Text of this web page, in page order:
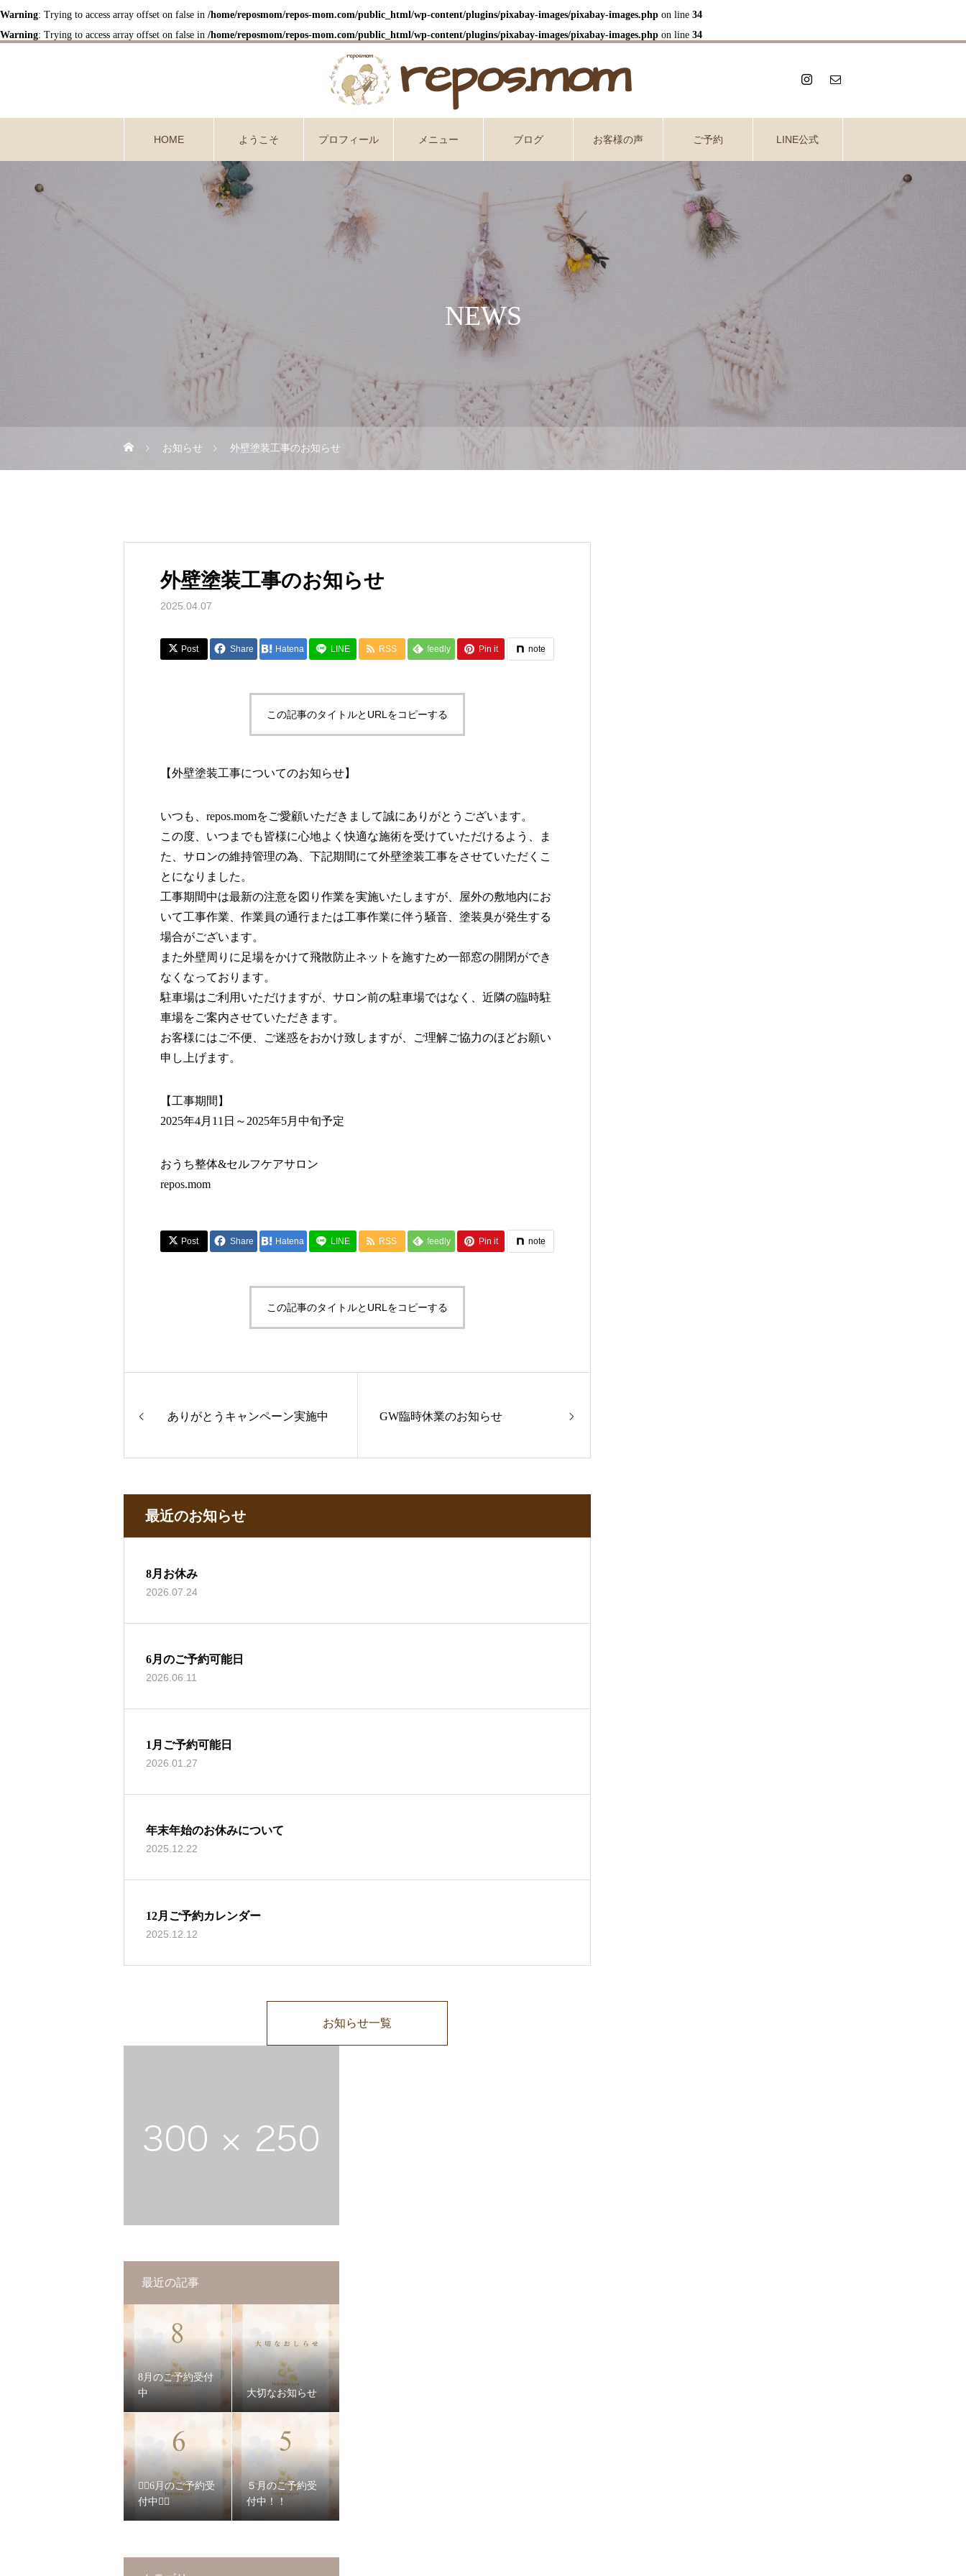
Warning: Trying to access array offset on false in /home/reposmom/repos-mom.com/public_html/wp-content/plugins/pixabay-images/pixabay-images.php on line 34
Warning: Trying to access array offset on false in /home/reposmom/repos-mom.com/public_html/wp-content/plugins/pixabay-images/pixabay-images.php on line 34
HOME ようこそ プロフィール メニュー ブログ お客様の声 ご予約 LINE公式
NEWS
お知らせ 外壁塗装工事のお知らせ
外壁塗装工事のお知らせ
2025.04.07
Post Share Hatena LINE RSS feedly Pin it note
この記事のタイトルとURLをコピーする
【外壁塗装工事についてのお知らせ】
いつも、repos.momをご愛顧いただきまして誠にありがとうございます。
この度、いつまでも皆様に心地よく快適な施術を受けていただけるよう、ま
た、サロンの維持管理の為、下記期間にて外壁塗装工事をさせていただくこ
とになりました。
工事期間中は最新の注意を図り作業を実施いたしますが、屋外の敷地内にお
いて工事作業、作業員の通行または工事作業に伴う騒音、塗装臭が発生する
場合がございます。
また外壁周りに足場をかけて飛散防止ネットを施すため一部窓の開閉ができ
なくなっております。
駐車場はご利用いただけますが、サロン前の駐車場ではなく、近隣の臨時駐
車場をご案内させていただきます。
お客様にはご不便、ご迷惑をおかけ致しますが、ご理解ご協力のほどお願い
申し上げます。
【工事期間】
2025年4月11日～2025年5月中旬予定
おうち整体&セルフケアサロン
repos.mom
Post Share Hatena LINE RSS feedly Pin it note
この記事のタイトルとURLをコピーする
ありがとうキャンペーン実施中 GW臨時休業のお知らせ
最近のお知らせ
8月お休み
2026.07.24
6月のご予約可能日
2026.06.11
1月ご予約可能日
2026.01.27
年末年始のお休みについて
2025.12.22
12月ご予約カレンダー
2025.12.12
お知らせ一覧
最近の記事
8月のご予約受付
中
大切なお知らせ
❁⃘6月のご予約受
付中❁⃘
５月のご予約受
付中！！